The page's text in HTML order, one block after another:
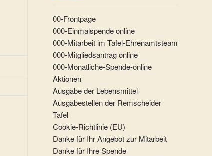
00-Frontpage
000-Einmalspende online
000-Mitarbeit im Tafel-Ehrenamtsteam
000-Mitgliedsantrag online
000-Monatliche-Spende-online
Aktionen
Ausgabe der Lebensmittel
Ausgabestellen der Remscheider
Tafel
Cookie-Richtlinie (EU)
Danke für Ihr Angebot zur Mitarbeit
Danke für Ihre Spende